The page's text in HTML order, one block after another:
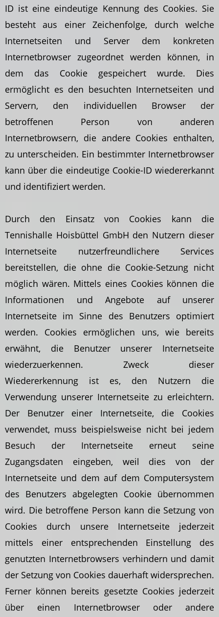
ID ist eine eindeutige Kennung des Cookies. Sie
besteht aus einer Zeichenfolge, durch welche
Internetseiten und Server dem konkreten
Internetbrowser zugeordnet werden können, in
dem das Cookie gespeichert wurde. Dies
ermöglicht es den besuchten Internetseiten und
Servern, den individuellen Browser der
betroffenen Person von anderen
Internetbrowsern, die andere Cookies enthalten,
zu unterscheiden. Ein bestimmter Internetbrowser
kann über die eindeutige Cookie-ID wiedererkannt
und identifiziert werden.
Durch den Einsatz von Cookies kann die
Tennishalle Hoisbüttel GmbH den Nutzern dieser
Internetseite nutzerfreundlichere Services
bereitstellen, die ohne die Cookie-Setzung nicht
möglich wären. Mittels eines Cookies können die
Informationen und Angebote auf unserer
Internetseite im Sinne des Benutzers optimiert
werden. Cookies ermöglichen uns, wie bereits
erwähnt, die Benutzer unserer Internetseite
wiederzuerkennen. Zweck dieser
Wiedererkennung ist es, den Nutzern die
Verwendung unserer Internetseite zu erleichtern.
Der Benutzer einer Internetseite, die Cookies
verwendet, muss beispielsweise nicht bei jedem
Besuch der Internetseite erneut seine
Zugangsdaten eingeben, weil dies von der
Internetseite und dem auf dem Computersystem
des Benutzers abgelegten Cookie übernommen
wird. Die betroffene Person kann die Setzung von
Cookies durch unsere Internetseite jederzeit
mittels einer entsprechenden Einstellung des
genutzten Internetbrowsers verhindern und damit
der Setzung von Cookies dauerhaft widersprechen.
Ferner können bereits gesetzte Cookies jederzeit
über einen Internetbrowser oder andere